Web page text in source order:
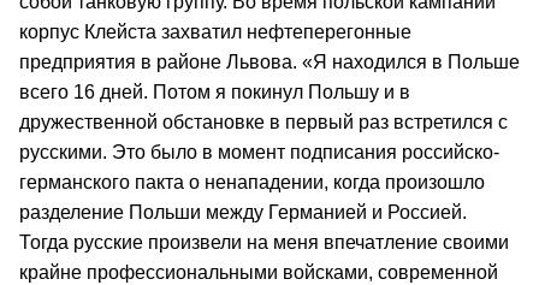
корпус Клейста захватил нефтеперегонные
предприятия в районе Львова. «Я находился в Польше
всего 16 дней. Потом я покинул Польшу и в
дружественной обстановке в первый раз встретился с
русскими. Это было в момент подписания российско-
германского пакта о ненападении, когда произошло
разделение Польши между Германией и Россией.
Тогда русские произвели на меня впечатление своими
крайне профессиональными войсками, современной